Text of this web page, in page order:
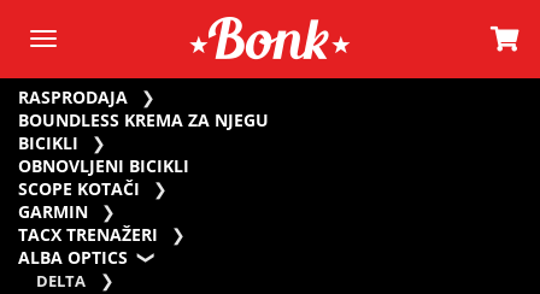
RASPRODAJA
BOUNDLESS KREMA ZA NJEGU
BICIKLI
OBNOVLJENI BICIKLI
SCOPE KOTAČI
GARMIN
TACX TRENAŽERI
ALBA OPTICS
DELTA